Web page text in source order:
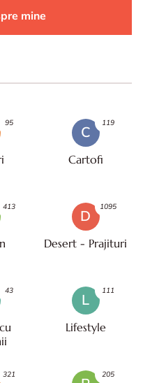
mine
95
C
Cartofi
119
413
D
Desert - Prajituri
1095
43
L
Lifestyle
111
321 205